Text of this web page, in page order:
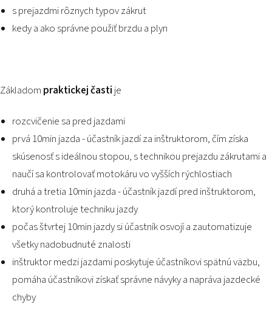
s prejazdmi rôznych typov zákrut
kedy a ako správne použiť brzdu a plyn
Základom praktickej časti je
rozcvičenie sa pred jazdami
prvá 10min jazda - účastník jazdí za inštruktorom, čím získa
skúsenosť s ideálnou stopou, s technikou prejazdu zákrutami a
naučí sa kontrolovať motokáru vo vyšších rýchlostiach
druhá a tretia 10min jazda - účastník jazdí pred inštruktorom,
ktorý kontroluje techniku jazdy
počas štvrtej 10min jazdy si účastník osvojí a zautomatizuje
všetky nadobudnuté znalosti
inštruktor medzi jazdami poskytuje účastníkovi spätnú väzbu,
pomáha účastníkovi získať správne návyky a napráva jazdecké
chyby